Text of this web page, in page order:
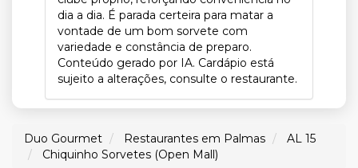
dia a dia. É parada certeira para matar a
vontade de um bom sorvete com
variedade e constância de preparo.
Conteúdo gerado por IA. Cardápio está
sujeito a alterações, consulte o restaurante.
Duo Gourmet Restaurantes em Palmas
AL 15
Chiquinho Sorvetes (Open Mall)